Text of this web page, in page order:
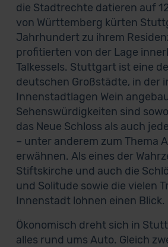
die Stadtrechte datieren auf
von Württemberg kürten
Jahrhundert zu ihrem
profitierten von der Lage
Talkessels. Stuttgart ist eine
deutschen Großstädte, in der
Innenstadtlagen Wein
Sehenswürdigkeiten sind
das Neue Schloss als auch
– unter anderem zum Thema
erwähnen. Als eines der
Stiftskirche und auch die
und Solitude sowie die vielen
Innenstadt lohnen einen Blick.
Ökonomisch dreht sich in
alles rund ums Auto. Gleich